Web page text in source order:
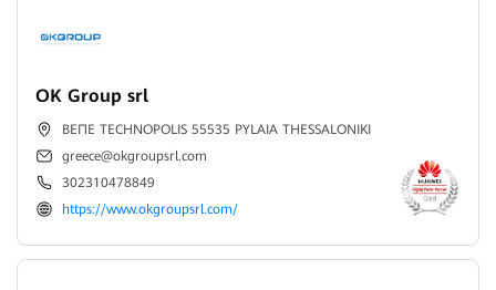
OK Group srl
ΒΕΠΕ TECHNOPOLIS 55535 PYLAIA THESSALONIKI
greece@okgroupsrl.com
302310478849
https://www.okgroupsrl.com/